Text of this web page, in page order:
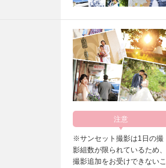
※サンセット撮影は1日の撮
影組数が限られているため、
撮影追加をお受けできないこ